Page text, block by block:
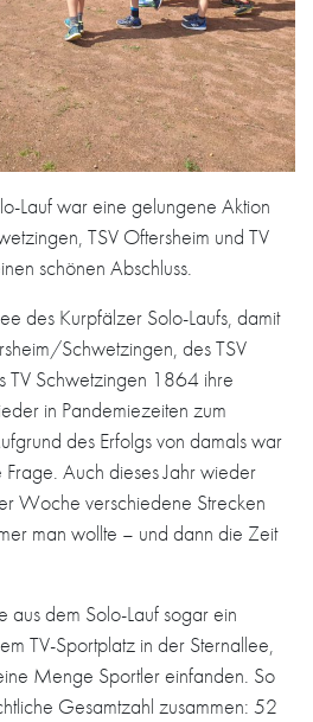
Lauf war eine gelungene Aktion
TSV Oftersheim und TV
schönen Abschluss.
des Kurpfälzer Solo-Laufs, damit
Schwetzingen, des TSV
TV Schwetzingen 1864 ihre
in Pandemiezeiten zum
des Erfolgs von damals war
Auch dieses Jahr wieder
Woche verschiedene Strecken
man wollte – und dann die Zeit
aus dem Solo-Lauf sogar ein
TV-Sportplatz in der Sternallee,
Menge Sportler einfanden. So
Gesamtzahl zusammen: 52